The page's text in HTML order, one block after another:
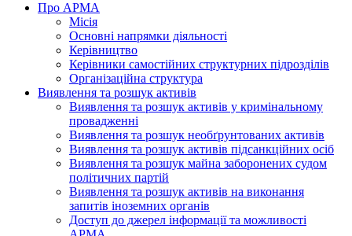
Про АРМА
Місія
Основні напрямки діяльності
Керівництво
Керівники самостійних структурних підрозділів
Організаційна структура
Виявлення та розшук активів
Виявлення та розшук активів у кримінальному
провадженні
Виявлення та розшук необґрунтованих активів
Виявлення та розшук активів підсанкційних осіб
Виявлення та розшук майна заборонених судом
політичних партій
Виявлення та розшук активів на виконання
запитів іноземних органів
Доступ до джерел інформації та можливості